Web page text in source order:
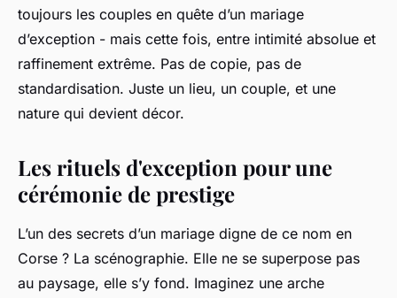
toujours les couples en quête d’un mariage
d’exception - mais cette fois, entre intimité absolue et
raffinement extrême. Pas de copie, pas de
standardisation. Juste un lieu, un couple, et une
nature qui devient décor.
Les rituels d'exception pour une
cérémonie de prestige
L’un des secrets d’un mariage digne de ce nom en
Corse ? La scénographie. Elle ne se superpose pas
au paysage, elle s’y fond. Imaginez une arche